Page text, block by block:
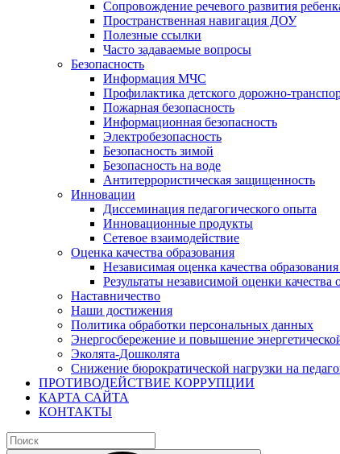
Сопровождение речевого развития
Пространственная навигация ДОУ
Полезные ссылки
Часто задаваемые вопросы
Безопасность
Информация МЧС
Профилактика детского дорожно-
Пожарная безопасность
Информационная безопасность
Электробезопасность
Безопасность зимой
Безопасность на воде
Антитеррористическая защищенность
Инновации
Диссеминация педагогического опыта
Инновационные продукты
Сетевое взаимодействие
Оценка качества образования
Независимая оценка качества
Результаты независимой оценки качества
Наставничество
Наши достижения
Политика обработки персональных данных
Энергосбережение и повышение
Эколята-Дошколята
Снижение бюрократической нагрузки на
ПРОТИВОДЕЙСТВИЕ КОРРУПЦИИ
КАРТА САЙТА
КОНТАКТЫ